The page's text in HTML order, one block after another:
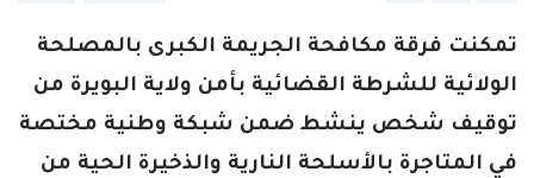
تمكنت فرقة مكافحة الجريمة الكبرى بالمصلحة
الولائية للشرطة القضائية بأمن ولاية البويرة من
توقيف شخص ينشط ضمن شبكة وطنية مختصة
في المتاجرة بالأسلحة النارية والذخيرة الحية من